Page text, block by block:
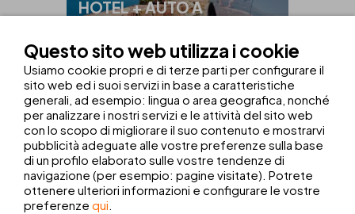
HOTEL + AUTO A
VIAGGIATE INAUTO
VEDI L'OFFERTA
Questo sito web utilizza i cookie
Usiamo cookie propri e di terze parti per configurare il
sito web ed i suoi servizi in base a caratteristiche
generali, ad esempio: lingua o area geografica, nonché
per analizzare i nostri servizi e le attività del sito web
con lo scopo di migliorare il suo contenuto e mostrarvi
pubblicità adeguate alle vostre preferenze sulla base
di un profilo elaborato sulle vostre tendenze di
navigazione (per esempio: pagine visitate). Potrete
ottenere ulteriori informazioni e configurare le vostre
preferenze qui